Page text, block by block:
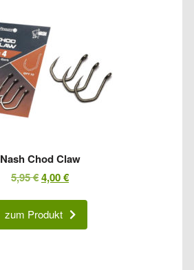
Nash Chod Claw
5,95€Ursprünglicher
5,95 €
4,00€Aktueller
4,00 €.
zum Produkt